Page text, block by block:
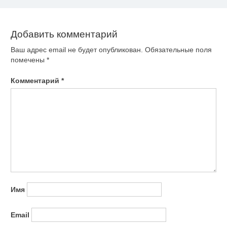
Добавить комментарий
Ваш адрес email не будет опубликован. Обязательные поля
помечены *
Комментарий *
Имя
Email